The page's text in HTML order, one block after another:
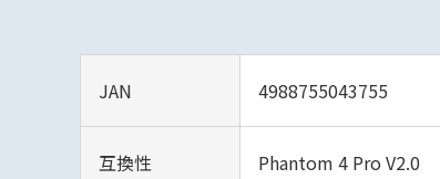
JAN 4988755043755
互換性 Phantom 4 Pro V2.0